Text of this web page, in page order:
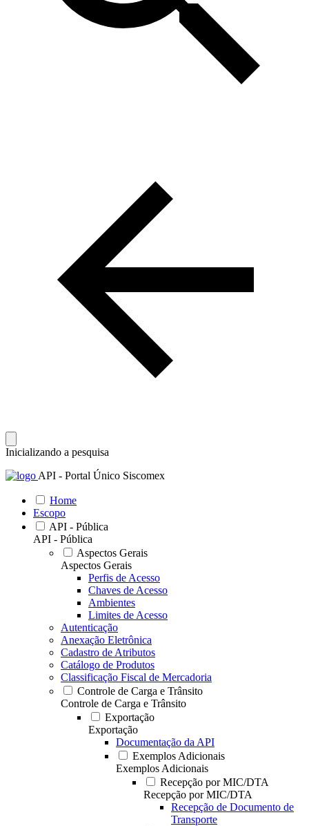
Inicializando a pesquisa
API - Portal Único Siscomex
Home
Escopo
API - Pública
API - Pública
Aspectos Gerais
Aspectos Gerais
Perfis de Acesso
Chaves de Acesso
Ambientes
Limites de Acesso
Autenticação
Anexação Eletrônica
Cadastro de Atributos
Catálogo de Produtos
Classificação Fiscal de Mercadoria
Controle de Carga e Trânsito
Controle de Carga e Trânsito
Exportação
Exportação
Documentação da API
Exemplos Adicionais
Exemplos Adicionais
Recepção por MIC/DTA
Recepção por MIC/DTA
Recepção de Documento de
Transporte